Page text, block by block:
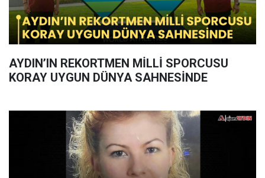
AYDIN’IN REKORTMEN MİLLİ SPORCUSU
KORAY UYGUN DÜNYA SAHNESİNDE